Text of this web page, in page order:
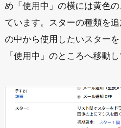
め「使用中」の横には黄色
ています。スターの種類を追
の中から使用したいスター
「使用中」のところへ移動し